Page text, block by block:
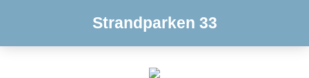
Strandparken 33